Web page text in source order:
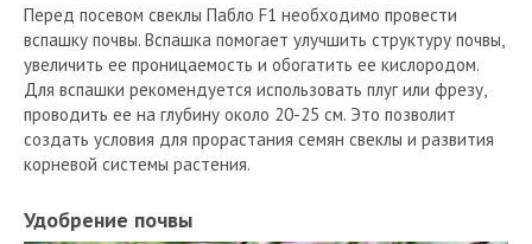
Перед посевом свеклы Пабло F1 необходимо провести
вспашку почвы. Вспашка помогает улучшить структуру почвы,
увеличить ее проницаемость и обогатить ее кислородом.
Для вспашки рекомендуется использовать плуг или фрезу,
проводить ее на глубину около 20-25 см. Это позволит
создать условия для прорастания семян свеклы и развития
корневой системы растения.
Удобрение почвы